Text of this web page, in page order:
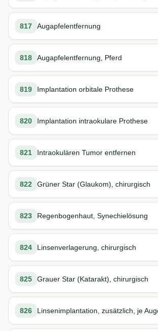
817 Augapfelentfernung
818 Augapfelentfernung, Pferd
819 Implantation orbitale Prothese
820 Implantation intraokulare Prothese
821 Intraokulären Tumor entfernen
822 Grüner Star (Glaukom), chirurgisch
823 Regenbogenhaut, Synechielösung
824 Linsenverlagerung, chirurgisch
825 Grauer Star (Katarakt), chirurgisch
826 Linsenimplantation, zusätzlich, je